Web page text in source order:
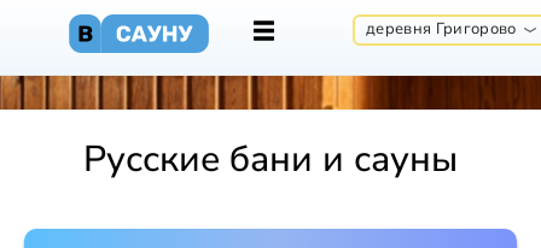
деревня Григорово
Русские бани и сауны